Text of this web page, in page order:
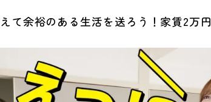
て余裕のある生活を送ろう！家賃2万円